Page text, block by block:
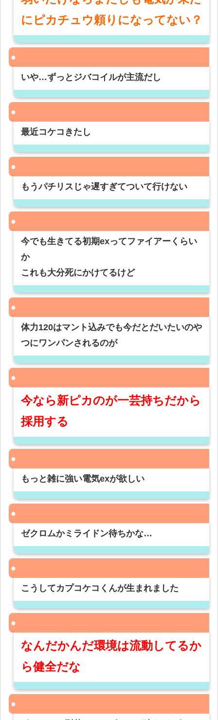
にピカチュウ頼りになってない？
いや…ずっとジバコイルが主流だし
最近コケコきたし
もうパチリスじゃ遅すぎてついて行けない
今でも生きてる初期exってファイアーくらい
か
これも大分死にかけてるけど
体力120はマント込みでも今だとだいたいのや
つにワンパンされるのが
今なら新ピカのが一芸持ちだから
採用する
もっと雑に強い電気exが欲しい
ゼクロムかミライドン待ちかな…
こうしてカプコケコくんが生まれました
なんだかんだ環境は流動してるか
ら健全だな